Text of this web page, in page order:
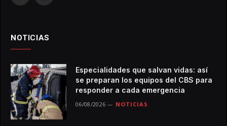
NOTICIAS
Especialidades que salvan vidas: así
se preparan los equipos del CBS para
responder a cada emergencia
06/08/2026 NOTICIAS